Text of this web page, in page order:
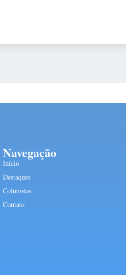
Navegação
Início
Destaques
Colunistas
Contato